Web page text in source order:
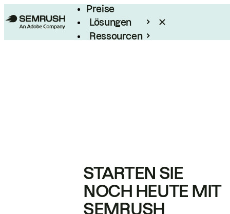
Preise
Lösungen
Ressourcen
STARTEN SIE
NOCH HEUTE MIT
SEMRUSH